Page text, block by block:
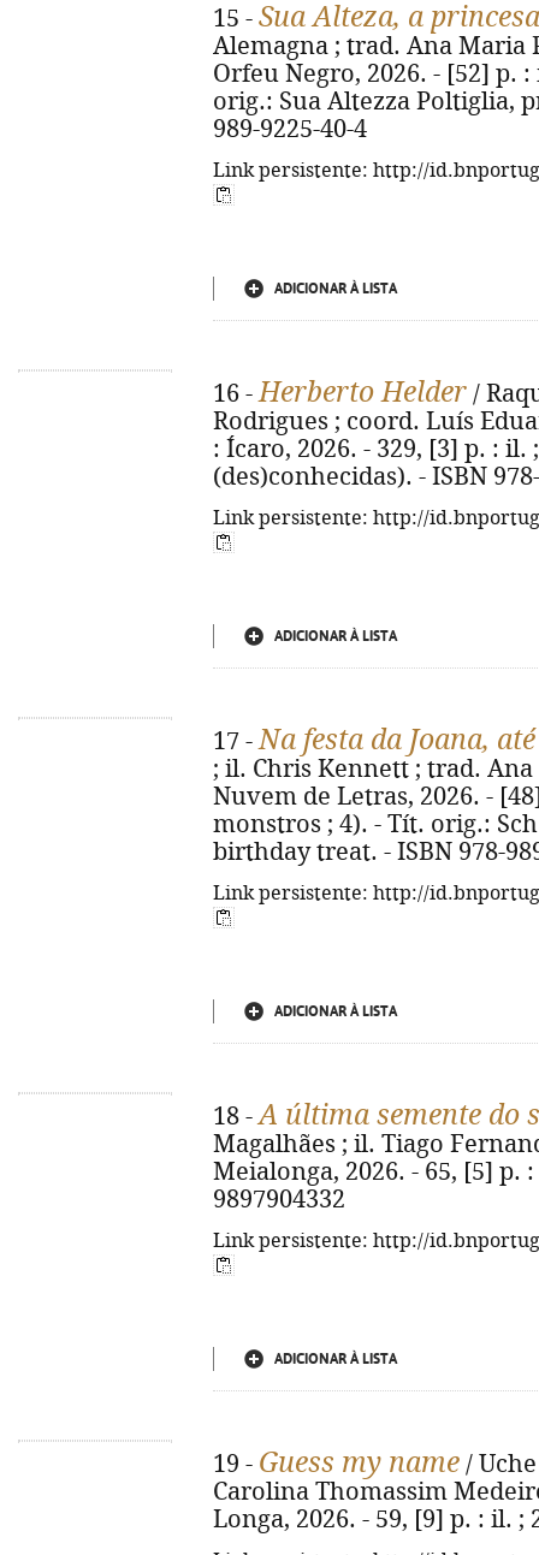
15 - Sua Alteza, a
Alemagna ; trad. Ana Maria
Orfeu Negro, 2026. - [52] p.
orig.: Sua Altezza Poltiglia,
989-9225-40-4
Link persistente: http://
ADICIONAR À LISTA
16 -Herberto Helder /
Rodrigues ; coord. Luís
: Ícaro, 2026. - 329, [3] p. : il.
(des)conhecidas). - ISBN
Link persistente: http://
ADICIONAR À LISTA
17 -Na festa da Joana,
; il. Chris Kennett ; trad. Ana
Nuvem de Letras, 2026. -
monstros ; 4). - Tít. orig.:
birthday treat. - ISBN 978-
Link persistente: http://
ADICIONAR À LISTA
18 -A última semente do
Magalhães ; il. Tiago
Meialonga, 2026. - 65, [5] p.
9897904332
Link persistente: http://
ADICIONAR À LISTA
19 - Guess my name /
Carolina Thomassim
Longa, 2026. - 59, [9] p. : il. ;